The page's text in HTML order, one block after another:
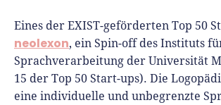
Eines der EXIST-geförderten Top 50
neolexon, ein Spin-off des Instituts
Sprachverarbeitung der Universität
15 der Top 50 Start-ups). Die
eine individuelle und unbegrenzte